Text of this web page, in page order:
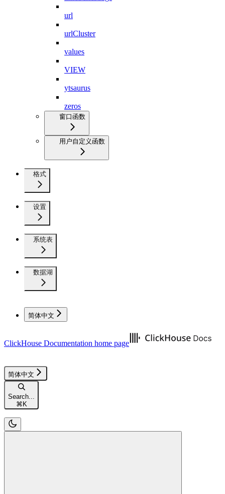
url
urlCluster
values
VIEW
ytsaurus
zeros
窗口函数
用户自定义函数
格式
设置
系统表
数据湖
简体中文
ClickHouse Documentation home page
简体中文
Search...
⌘K